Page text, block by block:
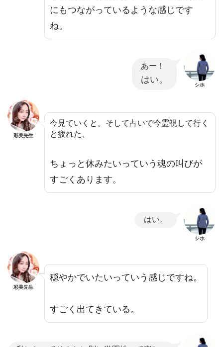
にもつながっているような感じです
ね。
あー！
はい。 シホ
彩美先生
今見ていくと。そして占いで今霊視して行く
と疲れた、
ちょっと休みたいっていう魂の叫びが
すごくあります。
はい。
シホ
彩美先生
穏やかでいたいっていう感じですね。
すごく出てきている。